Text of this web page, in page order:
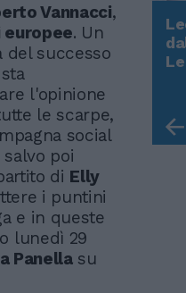
Vannacci,
europee. Un
del successo
l'opinione
le scarpe,
social
poi
di Elly
i puntini
e in queste
lunedì 29
Panellasu
Come States?
la strategia